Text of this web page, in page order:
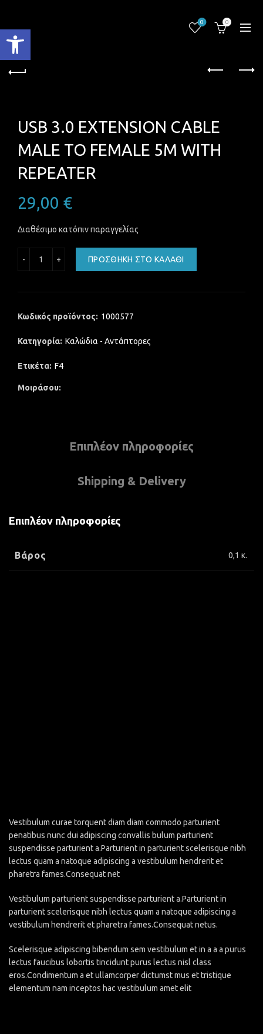
Ανοίξτε τη γραμμή εργαλείων
0 0
USB 3.0 EXTENSION CABLE
MALE TO FEMALE 5M WITH
REPEATER
29,00 €
Διαθέσιμο κατόπιν παραγγελίας
ΠΡΟΣΘΉΚΗ ΣΤΟ ΚΑΛΆΘΙ
Κωδικός προϊόντος: 1000577
Κατηγορία: Καλώδια - Αντάπτορες
Ετικέτα: F4
Μοιράσου
Επιπλέον πληροφορίες
Shipping & Delivery
Επιπλέον πληροφορίες
Βάρος 0,1 κ.
Vestibulum curae torquent diam diam commodo parturient
penatibus nunc dui adipiscing convallis bulum parturient
suspendisse parturient a.Parturient in parturient scelerisque nibh
lectus quam a natoque adipiscing a vestibulum hendrerit et
pharetra fames.Consequat net
Vestibulum parturient suspendisse parturient a.Parturient in
parturient scelerisque nibh lectus quam a natoque adipiscing a
vestibulum hendrerit et pharetra fames.Consequat netus.
Scelerisque adipiscing bibendum sem vestibulum et in a a a purus
lectus faucibus lobortis tincidunt purus lectus nisl class
eros.Condimentum a et ullamcorper dictumst mus et tristique
elementum nam inceptos hac vestibulum amet elit